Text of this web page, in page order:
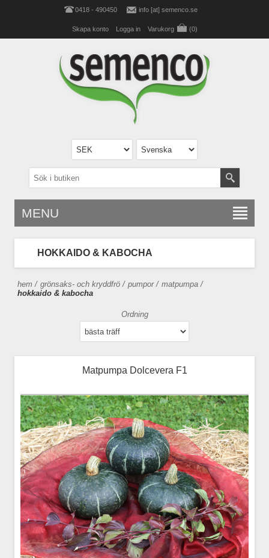
0418 - 490450 info [at] semenco.se
Skapa konto Logga in Varukorg (0)
MENU
HOKKAIDO & KABOCHA
hem / grönsaks- och kryddfrö / pumpor / matpumpa /
hokkaido & kabocha
Ordning
Matpumpa Dolcevera F1